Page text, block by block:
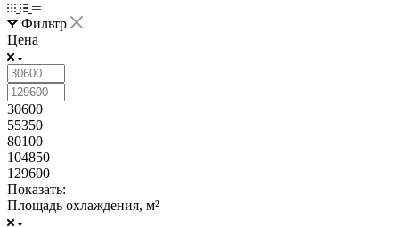
Фильтр
Цена
30600
55350
80100
104850
129600
Показать:
Площадь охлаждения, м²